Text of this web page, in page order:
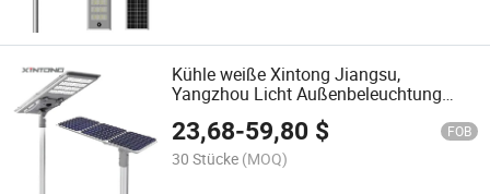
Kühle weiße Xintong Jiangsu,
Yangzhou Licht Außenbeleuchtung
Solarlichter Straßenlampe heiß
23,68-59,80 $ FOB
30 Stücke (MOQ)